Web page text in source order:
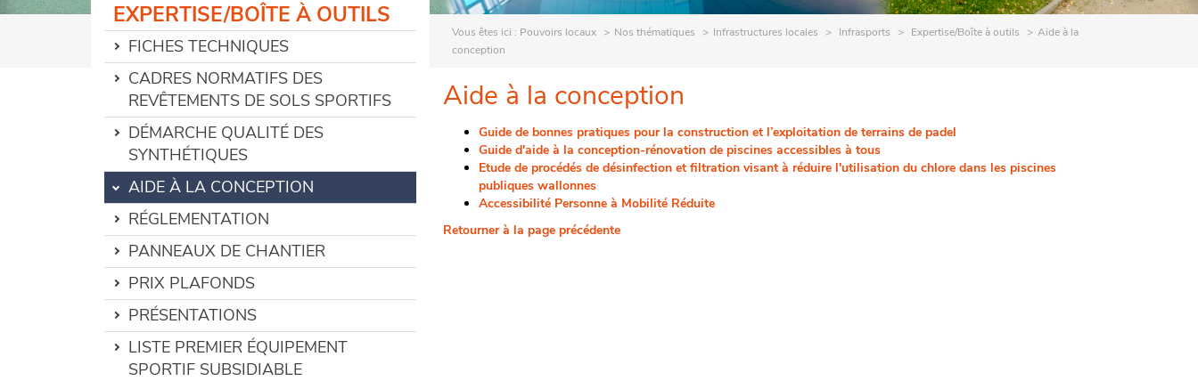
Vous êtes ici : Pouvoirs locaux Nos thématiques Infrastructures locales Infrasports Expertise/Boîte à outils
Aide à la
conception
EXPERTISE/BOÎTE À OUTILS
FICHES TECHNIQUES
CADRES NORMATIFS DES
REVÊTEMENTS DE SOLS SPORTIFS
DÉMARCHE QUALITÉ DES
SYNTHÉTIQUES
AIDE À LA CONCEPTION
RÉGLEMENTATION
PANNEAUX DE CHANTIER
PRIX PLAFONDS
PRÉSENTATIONS
LISTE PREMIER ÉQUIPEMENT
SPORTIF SUBSIDIABLE
Aide à la conception
Guide de bonnes pratiques pour la construction et l’exploitation de terrains de padel
Guide d'aide à la conception-rénovation de piscines accessibles à tous
Etude de procédés de désinfection et filtration visant à réduire l'utilisation du chlore dans les piscines
publiques wallonnes
Accessibilité Personne à Mobilité Réduite
Retourner à la page précédente